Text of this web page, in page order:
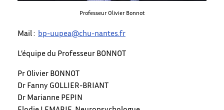
Professeur Olivier Bonnot
Mail : bp-uupea@chu-nantes.fr
L’équipe du Professeur BONNOT
Pr Olivier BONNOT
Dr Fanny GOLLIER-BRIANT
Dr Marianne PEPIN